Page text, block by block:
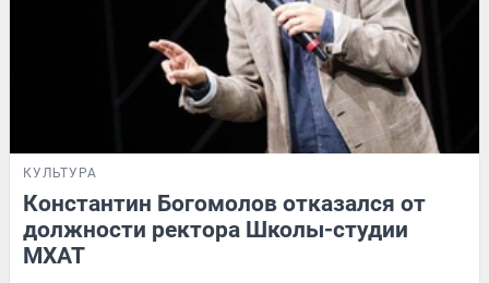
КУЛЬТУРА
Константин Богомолов отказался от
должности ректора Школы-студии
МХАТ